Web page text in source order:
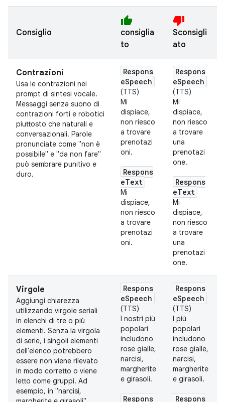
Consiglio
thumb_up
consiglia
to
thumb_down
Sconsigli
ato
Contrazioni
Usa le contrazioni nei
prompt di sintesi vocale.
Messaggi senza suono di
contrazioni forti e robotici
piuttosto che naturali e
conversazionali. Parole
pronunciate come "non è
possibile" e "da non fare"
può sembrare punitivo e
duro.
Respons
eSpeech
(TTS)
Mi
dispiace,
non riesco
a trovare
prenotazi
oni.
Respons
eText
Mi
dispiace,
non riesco
a trovare
prenotazi
oni.
Respons
eSpeech
(TTS)
Mi
dispiace,
non riesco
a trovare
una
prenotazi
one.
Respons
eText
Mi
dispiace,
non riesco
a trovare
una
prenotazi
one.
Virgole
Aggiungi chiarezza
utilizzando virgole seriali
in elenchi di tre o più
elementi. Senza la virgola
di serie, i singoli elementi
dell'elenco potrebbero
essere non viene rilevato
in modo corretto o viene
letto come gruppi. Ad
esempio, in "narcisi,
Respons
eSpeech
(TTS)
I nostri più
popolari
includono
rose gialle,
narcisi,
margherite
e girasoli.
Respons
Respons
eSpeech
(TTS)
I più
popolari
includono
rose gialle,
narcisi,
margherite
e girasoli.
Respons